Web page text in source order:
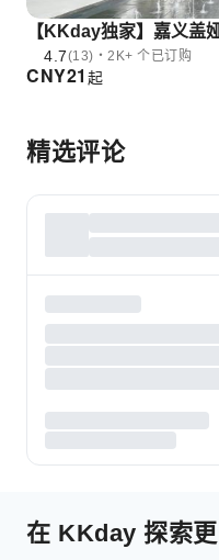
【KKday独家】嘉义盖
4.7(13)・2K+ 个已订购
CNY21 起
精选评论
在 KKday 探索